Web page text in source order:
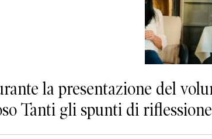
la presentazione del
Tanti gli spunti di riflessione